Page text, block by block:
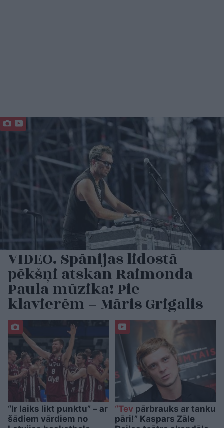
VIDEO. Spānijas lidostā
pēkšņi atskan Raimonda
Paula mūzika! Pie
klavierēm – Māris Grigalis
“Ir laiks likt punktu” – ar
šādiem vārdiem no
“Tev pārbrauks ar tanku
pāri!” Kaspars Zāle